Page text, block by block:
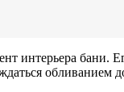
интерьера
обливанием